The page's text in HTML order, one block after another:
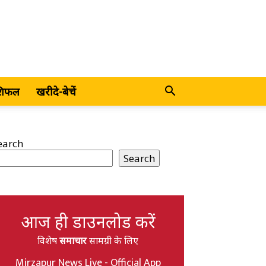
खरीदे-बेचें
Search
आज ही डाउनलोड करें
विशेषसमाचारसामग्री के लिए